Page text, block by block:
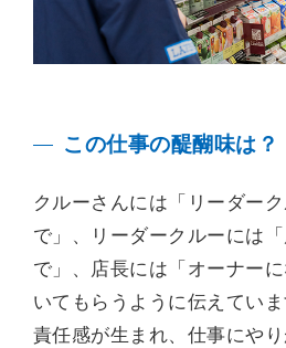
この仕事の醍醐味は？
クルーさんには「リーダー
で」、リーダークルーには
で」、店長には「オーナー
いてもらうように伝えてい
責任感が生まれ、仕事にや